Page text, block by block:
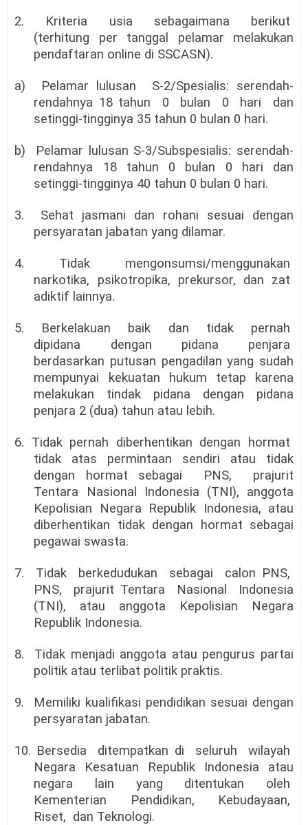
2. Kriteria usia sebagaimana berikut
(terhitung per tanggal pelamar melakukan
pendaftaran online di SSCASN).
a) Pelamar lulusan S-2/Spesialis: serendah-
rendahnya 18 tahun 0 bulan 0 hari dan
setinggi-tingginya 35 tahun 0 bulan 0 hari.
b) Pelamar lulusan S-3/Subspesialis: serendah-
rendahnya 18 tahun 0 bulan 0 hari dan
setinggi-tingginya 40 tahun 0 bulan 0 hari.
3. Sehat jasmani dan rohani sesuai dengan
persyaratan jabatan yang dilamar.
4. Tidak mengonsumsi/menggunakan
narkotika, psikotropika, prekursor, dan zat
adiktif lainnya.
5. Berkelakuan baik dan tidak pernah
dipidana dengan pidana penjara
berdasarkan putusan pengadilan yang sudah
mempunyai kekuatan hukum tetap karena
melakukan tindak pidana dengan pidana
penjara 2 (dua) tahun atau lebih.
6. Tidak pernah diberhentikan dengan hormat
tidak atas permintaan sendiri atau tidak
dengan hormat sebagai PNS, prajurit
Tentara Nasional Indonesia (TNI), anggota
Kepolisian Negara Republik Indonesia, atau
diberhentikan tidak dengan hormat sebagai
pegawai swasta.
7. Tidak berkedudukan sebagai calon PNS,
PNS, prajurit Tentara Nasional Indonesia
(TNI), atau anggota Kepolisian Negara
Republik Indonesia.
8. Tidak menjadi anggota atau pengurus partai
politik atau terlibat politik praktis.
9. Memiliki kualifikasi pendidikan sesuai dengan
persyaratan jabatan.
10. Bersedia ditempatkan di seluruh wilayah
Negara Kesatuan Republik Indonesia atau
negara lain yang ditentukan oleh
Kementerian Pendidikan, Kebudayaan,
Riset, dan Teknologi.